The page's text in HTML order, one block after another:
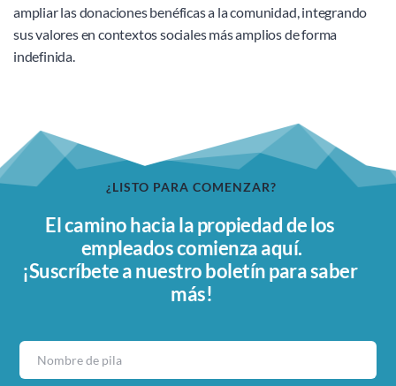
ampliar las donaciones benéficas a la comunidad, integrando
sus valores en contextos sociales más amplios de forma
indefinida.
¿LISTO PARA COMENZAR?
El camino hacia la propiedad de los
empleados comienza aquí.
¡Suscríbete a nuestro boletín para saber
más!